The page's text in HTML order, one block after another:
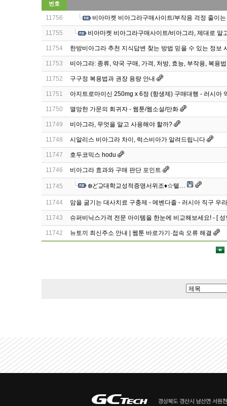
번호
11756 비아마켓 비아그라구매사이트/부작용 걱정 줄이
11755 비아마켓 비아그라구매사이트/비아그라, 제대로 알
11754 한방비아그라 추천 지식답변 찾는 방법 믿을 수 있는 정보
11753 비아그라: 종류, 약국 구매, 가격, 처방, 효능, 부작용, 복용
11752 구구정 복용법과 권장 용량 안내
11751 아지트로마이신 250mg x 6정 (항생제) 구매대행 - 러시아
11750 멸망한 가문의 회귀자 - 웹툰/웹소설/만화
11749 비아그라, 무엇을 알고 사용해야 할까?
11748 시알리스 비아그라 차이, 럭스비아가 알려드립니다
11747 호두코믹스 hodu
11746 비아그라 효과와 구매 판단 포인트
11745 ❄️ど⊇대학교성적증명서위조♦️☆텔…
11744 암을 굶기는 대사치료 구충제 - 메벤다졸 - 러시아 직구 우
11743 슈퍼비닉스가격 전문 아이템을 한눈에 비교해보세요! - [
11742 뉴토끼 최신주소 안내 | 웹툰 바로가기·접속 오류 해결